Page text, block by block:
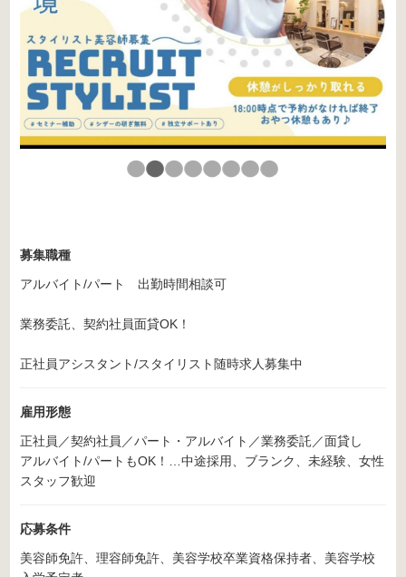
募集職種
アルバイト/パート 出勤時間相談可
業務委託、契約社員面貸OK！
正社員アシスタント/スタイリスト随時求人募集中
雇用形態
正社員／契約社員／パート・アルバイト／業務委託／面貸し
アルバイト/パートもOK！…中途採用、ブランク、未経験、女性
スタッフ歓迎
応募条件
美容師免許、理容師免許、美容学校卒業資格保持者、美容学校